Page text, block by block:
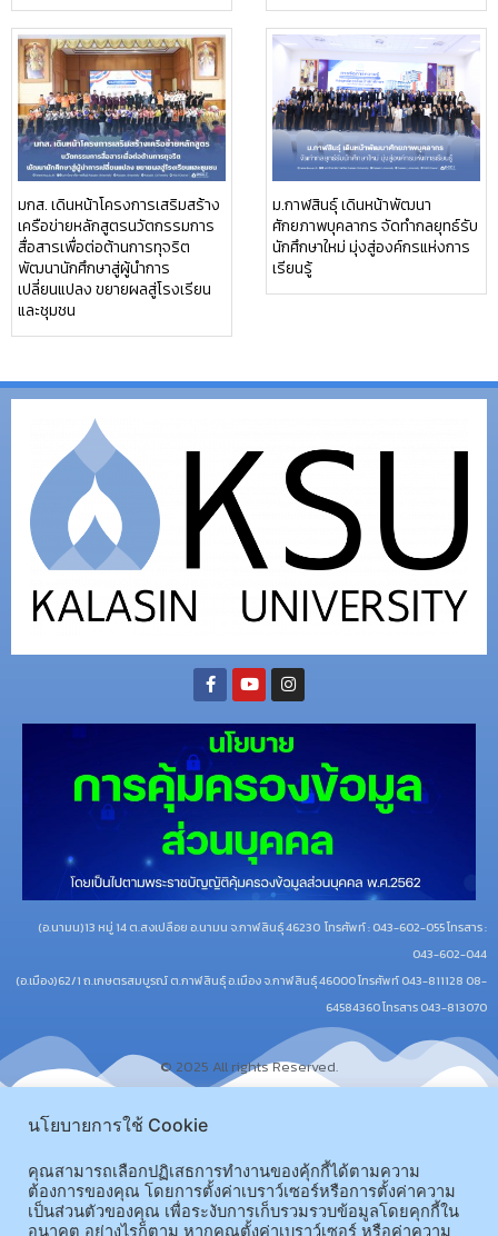
มกส. เดินหน้าโครงการเสริมสร้าง
เครือข่ายหลักสูตรนวัตกรรมการ
สื่อสารเพื่อต่อต้านการทุจริต
พัฒนานักศึกษาสู่ผู้นำการ
เปลี่ยนแปลง ขยายผลสู่โรงเรียน
และชุมชน
ม.กาฬสินธุ์ เดินหน้าพัฒนา
ศักยภาพบุคลากร จัดทำกลยุทธ์รับ
นักศึกษาใหม่ มุ่งสู่องค์กรแห่งการ
เรียนรู้
(อ.นามน)13 หมู่ 14 ต.สงเปลือย อ.นามน จ.กาฬสินธุ์ 46230 โทรศัพท์ : 043-602-055 โทรสาร :
043-602-044
(อ.เมือง)62/1 ถ.เกษตรสมบูรณ์ ต.กาฬสินธุ์ อ.เมือง จ.กาฬสินธุ์ 46000โทรศัพท์ 043-811128 08-
64584360 โทรสาร 043-813070
© 2025 All rights Reserved.
นโยบายการใช้ Cookie
คุณสามารถเลือกปฏิเสธการทำงานของคุ้กกี้ได้ตามความ
ต้องการของคุณ โดยการตั้งค่าเบราว์เซอร์หรือการตั้งค่าความ
เป็นส่วนตัวของคุณ เพื่อระงับการเก็บรวมรวบข้อมูลโดยคุกกี้ใน
อนาคต อย่างไรก็ตาม หากคุณตั้งค่าเบราว์เซอร์ หรือค่าความ